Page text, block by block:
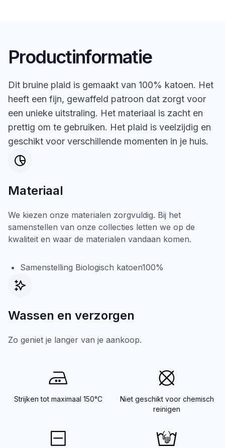
Productinformatie
Dit bruine plaid is gemaakt van 100% katoen. Het
heeft een fijn, gewaffeld patroon dat zorgt voor
een unieke uitstraling. Het materiaal is zacht en
prettig om te gebruiken. Het plaid is veelzijdig en
geschikt voor verschillende momenten in je huis.
Materiaal
We kiezen onze materialen zorgvuldig. Bij het
samenstellen van onze collecties letten we op de
kwaliteit en waar de materialen vandaan komen.
Samenstelling Biologisch katoen100%
Wassen en verzorgen
Zo geniet je langer van je aankoop.
Strijken tot maximaal 150°C
Niet geschikt voor chemisch
reinigen